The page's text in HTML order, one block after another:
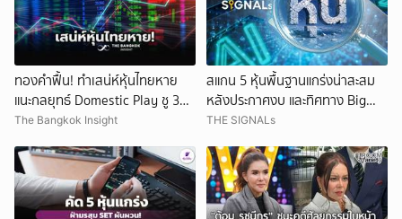
ทองคำฟื้น! ทำเสน่ห์หุ้นไทยหาย
แนะกลยุทธ์ Domestic Play ชู 3
หุ้นเด่น
The Bangkok Insight
สแกน 5 หุ้นพื้นฐานแกร่งน่าสะสม
หลังประกาศงบ และทิศทาง Big
Tech ในเวลานี้
THE SIGNALs